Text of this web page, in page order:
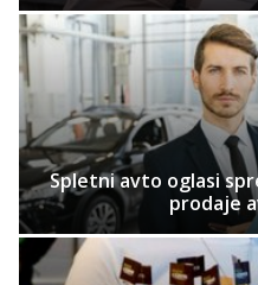
Spletni avto oglasi
prodaje